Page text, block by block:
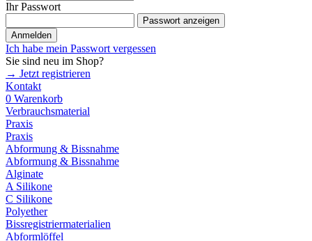
Ihr Passwort
Passwort anzeigen
Anmelden
Ich habe mein Passwort vergessen
Sie sind neu im Shop?
→ Jetzt registrieren
Kontakt
0 Warenkorb
Verbrauchsmaterial
Praxis
Praxis
Abformung & Bissnahme
Abformung & Bissnahme
Alginate
A Silikone
C Silikone
Polyether
Bissregistriermaterialien
Abformlöffel